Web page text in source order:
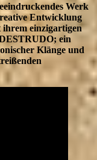
Werk
Entwicklung
einzigartigen
ein
Klänge und